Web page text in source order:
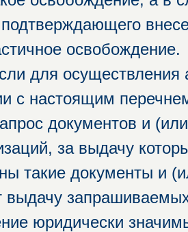
освобождение.
для осуществления
с настоящим
документов и
за выдачу
такие документы и
выдачу
юридически